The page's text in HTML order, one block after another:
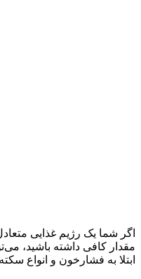
اگر شما یک رژیم غذایی
‌مقدار کافی داشته ‌باشید،
ابتلا به فشارخون و انواع